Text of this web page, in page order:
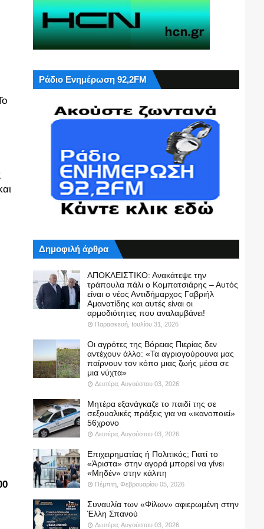
Ράδιο Ενημέρωση 92,2FM
Δημοφιλή άρθρα
ΑΠΟΚΛΕΙΣΤΙΚΟ: Ανακάτεψε την
τράπουλα πάλι ο Κομπατσιάρης – Αυτός
είναι ο νέος Αντιδήμαρχος Γαβριήλ
Αμανατίδης και αυτές είναι οι
αρμοδιότητες που αναλαμβάνει!
Παρασκευή, Ιουλίου 31, 2026
Οι αγρότες της Βόρειας Πιερίας δεν
αντέχουν άλλο: «Τα αγριογούρουνα μας
παίρνουν τον κόπο μιας ζωής μέσα σε
μια νύχτα»
Δευτέρα, Αυγούστου 03, 2026
Μητέρα εξανάγκαζε το παιδί της σε
σεξουαλικές πράξεις για να «ικανοποιεί»
56χρονο
Δευτέρα, Αυγούστου 03, 2026
Επιχειρηματίας ή Πολιτικός; Γιατί το
«Άριστα» στην αγορά μπορεί να γίνει
«Μηδέν» στην κάλπη
Πέμπτη, Φεβρουαρίου 05, 2026
Συναυλία των «Φίλων» αφιερωμένη στην
Έλλη Σπανού
Δευτέρα, Αυγούστου 03, 2026